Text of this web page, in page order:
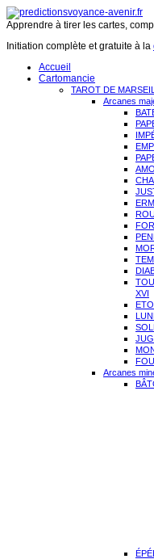
Apprendre à tirer les cartes,
Initiation complète et gratuite à la
Accueil
Cartomancie
TAROT DE
Arcanes
XVI
Arcanes